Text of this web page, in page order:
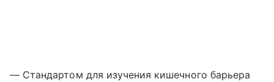
— Стандартом для изучения кишечного барьера